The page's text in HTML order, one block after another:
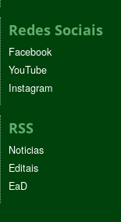
Redes Sociais
Facebook
YouTube
Instagram
RSS
Noticias
Editais
EaD